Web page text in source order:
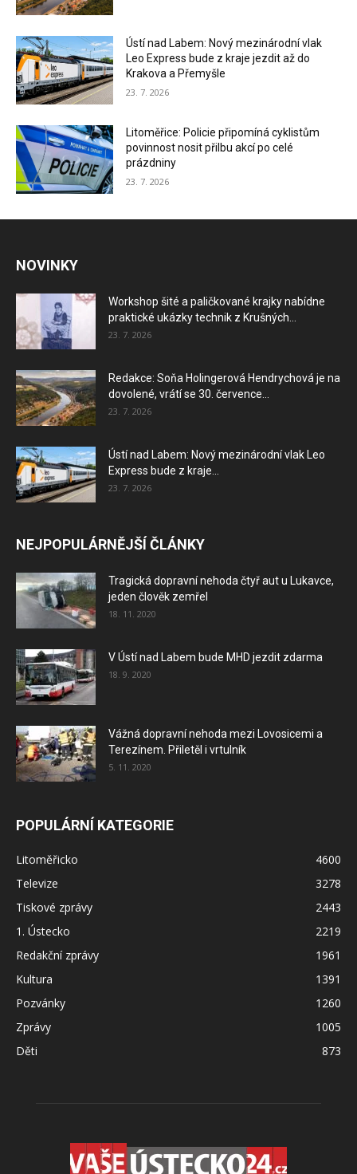
Ústí nad Labem: Nový mezinárodní vlak
Leo Express bude z kraje jezdit až do
Krakova a Přemyšle
23. 7. 2026
Litoměřice: Policie připomíná cyklistům
povinnost nosit přilbu akcí po celé
prázdniny
23. 7. 2026
NOVINKY
Workshop šité a paličkované krajky nabídne
praktické ukázky technik z Krušných...
23. 7. 2026
Redakce: Soňa Holingerová Hendrychová je na
dovolené, vrátí se 30. července...
23. 7. 2026
Ústí nad Labem: Nový mezinárodní vlak Leo
Express bude z kraje...
23. 7. 2026
NEJPOPULÁRNĚJŠÍ ČLÁNKY
Tragická dopravní nehoda čtyř aut u Lukavce,
jeden člověk zemřel
18. 11. 2020
V Ústí nad Labem bude MHD jezdit zdarma
18. 9. 2020
Vážná dopravní nehoda mezi Lovosicemi a
Terezínem. Přiletěl i vrtulník
5. 11. 2020
POPULÁRNÍ KATEGORIE
Litoměřicko
4600
Televize
3278
Tiskové zprávy
2443
1. Ústecko
2219
Redakční zprávy
1961
Kultura
1391
Pozvánky
1260
Zprávy
1005
Děti
873